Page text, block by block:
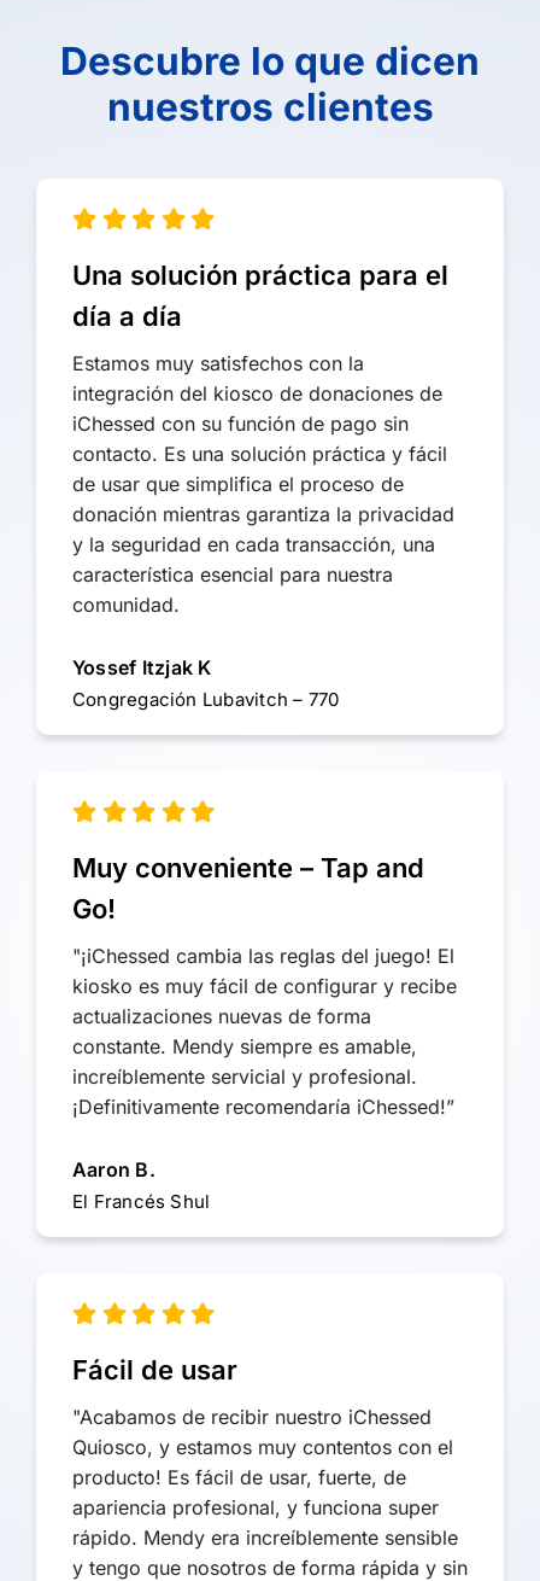
Descubre lo que dicen
nuestros clientes
Una solución práctica para el
día a día
Estamos muy satisfechos con la
integración del kiosco de donaciones de
iChessed con su función de pago sin
contacto. Es una solución práctica y fácil
de usar que simplifica el proceso de
donación mientras garantiza la privacidad
y la seguridad en cada transacción, una
característica esencial para nuestra
comunidad.
Yossef Itzjak K
Congregación Lubavitch – 770
Muy conveniente – Tap and
Go!
"¡iChessed cambia las reglas del juego! El
kiosko es muy fácil de configurar y recibe
actualizaciones nuevas de forma
constante. Mendy siempre es amable,
increíblemente servicial y profesional.
¡Definitivamente recomendaría iChessed!”
Aaron B.
El Francés Shul
Fácil de usar
"Acabamos de recibir nuestro iChessed
Quiosco, y estamos muy contentos con el
producto! Es fácil de usar, fuerte, de
apariencia profesional, y funciona super
rápido. Mendy era increíblemente sensible
y tengo que nosotros de forma rápida y sin